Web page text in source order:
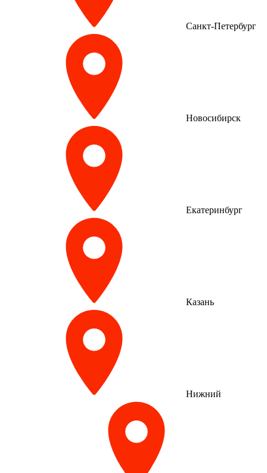
Санкт-Петербург
Новосибирск
Екатеринбург
Казань
Нижний